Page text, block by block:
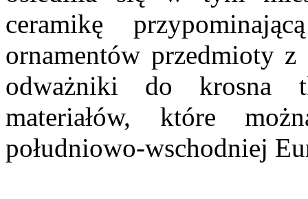
ceramikę
ornamentów przedmioty
odważniki do krosna
materiałów, które
południowo-wschodniej